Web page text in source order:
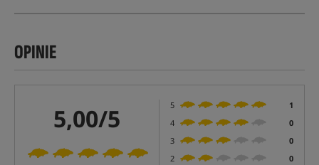
OPINIE
5,00/5 5
1
4
0
3
0
2
0